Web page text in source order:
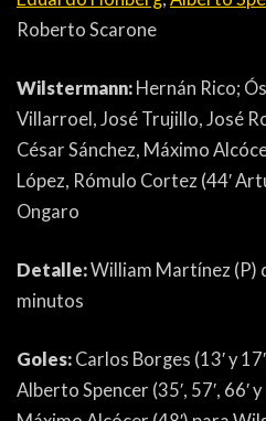
Roberto Scarone
Wilstermann: Hernán Rico;
Villarroel, José Trujillo, José
César Sánchez, Máximo
López, Rómulo Cortez (44′
Ongaro
Detalle:William Martínez (P)
minutos
Goles: Carlos Borges (13′ y
Alberto Spencer (35′, 57′, 66′